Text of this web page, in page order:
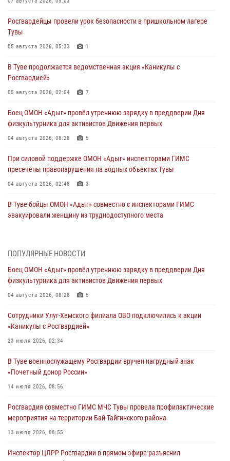
Росгвардейцы провели урок безопасности в пришкольном лагере
Тувы
05 августа 2026, 05:33 1
В Туве продолжается ведомственная акция «Каникулы с
Росгвардией»
05 августа 2026, 02:04 7
Боец ОМОН «Адыг» провёл утреннюю зарядку в преддверии Дня
физкультурника для активистов Движения первых
04 августа 2026, 08:28 5
При силовой поддержке ОМОН «Адыг» инспекторами ГИМС
пресечены правонарушения на водных объектах Тувы
04 августа 2026, 02:48 3
В Туве бойцы ОМОН «Адыг» совместно с инспекторами ГИМС
эвакуировали женщину из труднодоступного места
Росгвардия проверила организацию отдыха детей в детских
31 июля 2026, 03:49
Сотрудники вневедомственной охраны приняли участие в акции
29 июля 2026, 09:41
26 сигналов «Тревога» с автотранспортов отработали экипажи
29 июля 2026, 08:37 1
В Туве офицер Росгвардии подвела итоги юбилейного личного
28 июля 2026, 07:48
ПОПУЛЯРНЫЕ НОВОСТИ
Боец ОМОН «Адыг» провёл утреннюю зарядку в преддверии Дня
физкультурника для активистов Движения первых
04 августа 2026, 08:28 5
Сотрудники Улуг-Хемского филиала ОВО подключились к акции
«Каникулы с Росгвардией»
23 июля 2026, 02:34
В Туве военнослужащему Росгвардии вручен нагрудный знак
«Почетный донор России»
14 июля 2026, 08:56
Росгвардия совместно ГИМС МЧС Тувы провела профилактические
мероприятия на территории Бай-Тайгинского района
13 июля 2026, 08:55
Инспектор ЦЛРР Росгвардии в прямом эфире разъяснил